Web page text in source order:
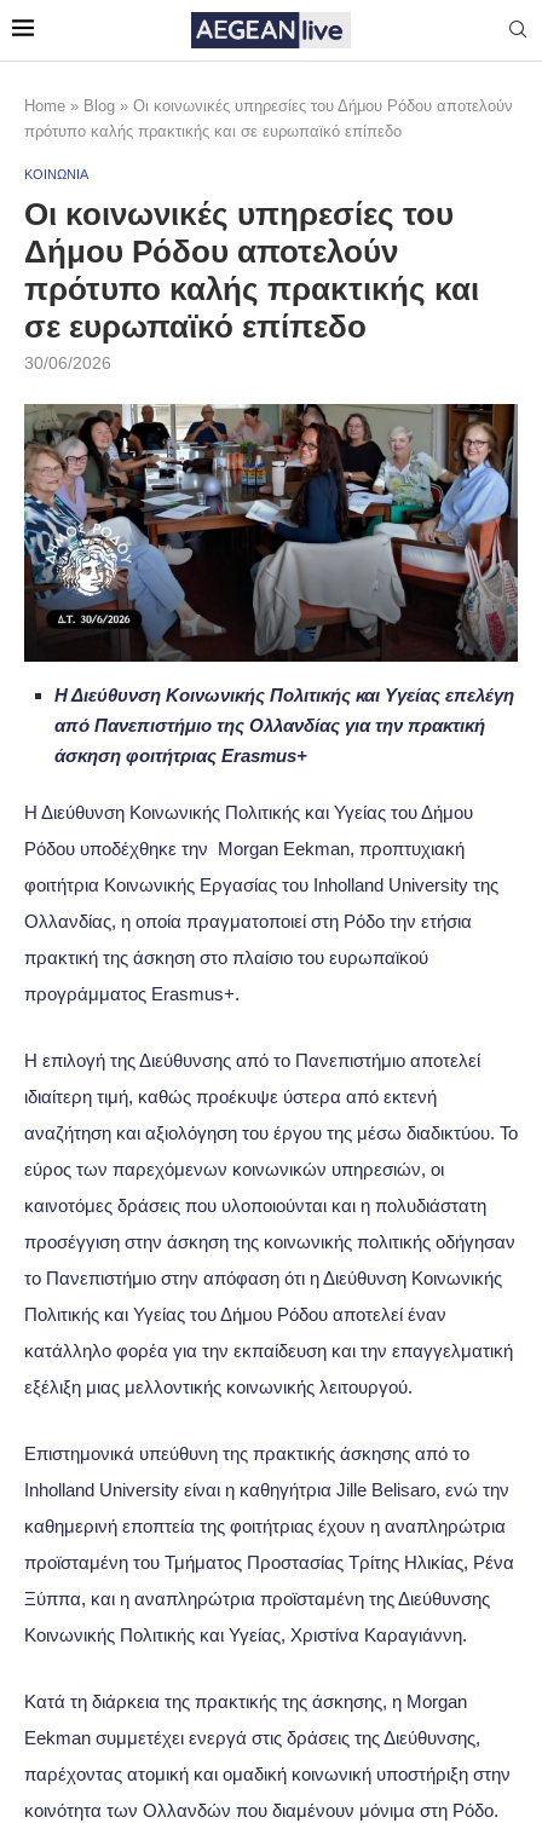
Home » Blog » Οι κοινωνικές υπηρεσίες του Δήμου Ρόδου αποτελούν
πρότυπο καλής πρακτικής και σε ευρωπαϊκό επίπεδο
ΚΟΙΝΩΝΙΑ
Οι κοινωνικές υπηρεσίες του
Δήμου Ρόδου αποτελούν
πρότυπο καλής πρακτικής και
σε ευρωπαϊκό επίπεδο
30/06/2026
Η Διεύθυνση Κοινωνικής Πολιτικής και Υγείας επελέγη
από Πανεπιστήμιο της Ολλανδίας για την πρακτική
άσκηση φοιτήτριας Erasmus+
Η Διεύθυνση Κοινωνικής Πολιτικής και Υγείας του Δήμου
Ρόδου υποδέχθηκε την Morgan Eekman, προπτυχιακή
φοιτήτρια Κοινωνικής Εργασίας του Inholland University της
Ολλανδίας, η οποία πραγματοποιεί στη Ρόδο την ετήσια
πρακτική της άσκηση στο πλαίσιο του ευρωπαϊκού
προγράμματος Erasmus+.
Η επιλογή της Διεύθυνσης από το Πανεπιστήμιο αποτελεί
ιδιαίτερη τιμή, καθώς προέκυψε ύστερα από εκτενή
αναζήτηση και αξιολόγηση του έργου της μέσω διαδικτύου. Το
εύρος των παρεχόμενων κοινωνικών υπηρεσιών, οι
καινοτόμες δράσεις που υλοποιούνται και η πολυδιάστατη
προσέγγιση στην άσκηση της κοινωνικής πολιτικής οδήγησαν
το Πανεπιστήμιο στην απόφαση ότι η Διεύθυνση Κοινωνικής
Πολιτικής και Υγείας του Δήμου Ρόδου αποτελεί έναν
κατάλληλο φορέα για την εκπαίδευση και την επαγγελματική
εξέλιξη μιας μελλοντικής κοινωνικής λειτουργού.
Επιστημονικά υπεύθυνη της πρακτικής άσκησης από το
Inholland University είναι η καθηγήτρια Jille Belisaro, ενώ την
καθημερινή εποπτεία της φοιτήτριας έχουν η αναπληρώτρια
προϊσταμένη του Τμήματος Προστασίας Τρίτης Ηλικίας, Ρένα
Ξύππα, και η αναπληρώτρια προϊσταμένη της Διεύθυνσης
Κοινωνικής Πολιτικής και Υγείας, Χριστίνα Καραγιάννη.
Κατά τη διάρκεια της πρακτικής της άσκησης, η Morgan
Eekman συμμετέχει ενεργά στις δράσεις της Διεύθυνσης,
παρέχοντας ατομική και ομαδική κοινωνική υποστήριξη στην
κοινότητα των Ολλανδών που διαμένουν μόνιμα στη Ρόδο.